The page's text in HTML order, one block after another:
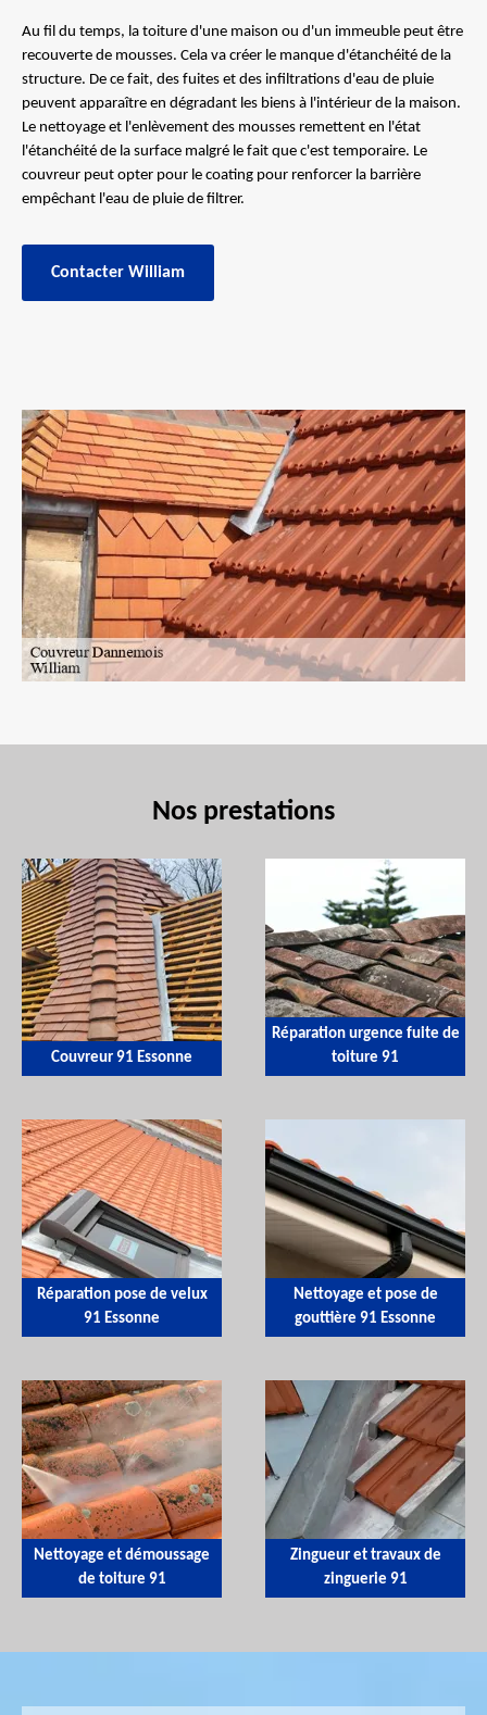
Au fil du temps, la toiture d'une maison ou d'un immeuble peut être
recouverte de mousses. Cela va créer le manque d'étanchéité de la
structure. De ce fait, des fuites et des infiltrations d'eau de pluie
peuvent apparaître en dégradant les biens à l'intérieur de la maison.
Le nettoyage et l'enlèvement des mousses remettent en l'état
l'étanchéité de la surface malgré le fait que c'est temporaire. Le
couvreur peut opter pour le coating pour renforcer la barrière
empêchant l'eau de pluie de filtrer.
Contacter William
Nos prestations
Couvreur 91 Essonne
Réparation urgence fuite de
toiture 91
Réparation pose de velux
91 Essonne
Nettoyage et pose de
gouttière 91 Essonne
Nettoyage et démoussage
de toiture 91
Zingueur et travaux de
zinguerie 91